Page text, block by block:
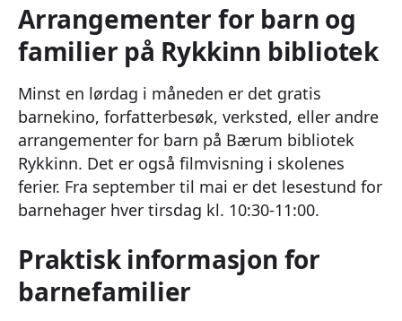
Arrangementer for barn og
familier på Rykkinn bibliotek
Minst en lørdag i måneden er det gratis
barnekino, forfatterbesøk, verksted, eller andre
arrangementer for barn på Bærum bibliotek
Rykkinn. Det er også filmvisning i skolenes
ferier. Fra september til mai er det lesestund for
barnehager hver tirsdag kl. 10:30-11:00.
Praktisk informasjon for
barnefamilier